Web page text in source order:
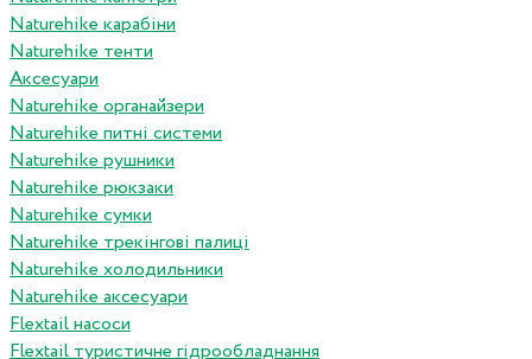
Naturehike карабіни
Naturehike тенти
Аксесуари
Naturehike органайзери
Naturehike питні системи
Naturehike рушники
Naturehike рюкзаки
Naturehike сумки
Naturehike трекінгові палиці
Naturehike холодильники
Naturehike аксесуари
Flextail насоси
Flextail туристичне гідрообладнання